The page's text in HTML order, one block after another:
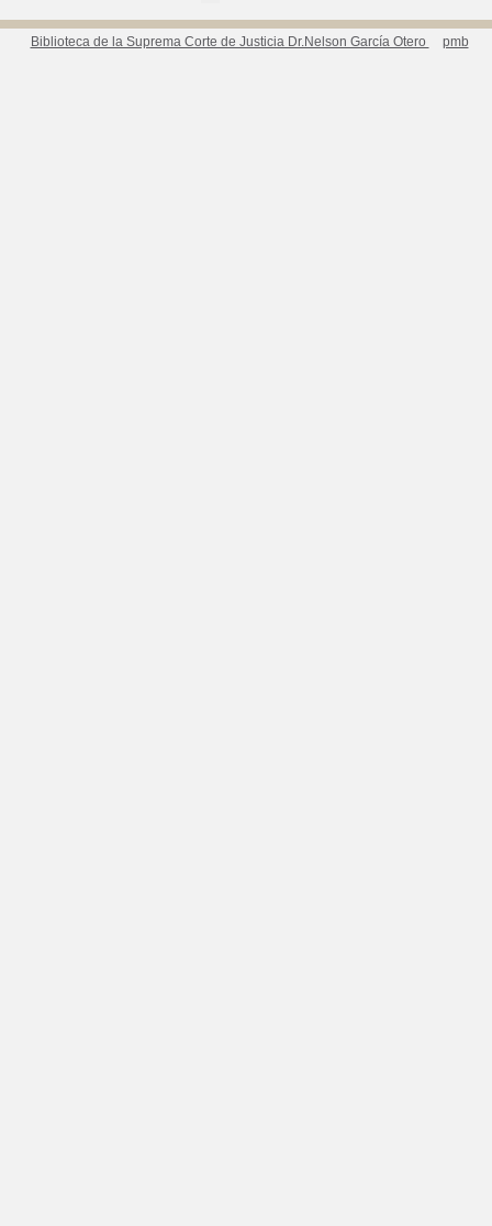
Biblioteca de la Suprema Corte de Justicia Dr.Nelson García Otero pmb